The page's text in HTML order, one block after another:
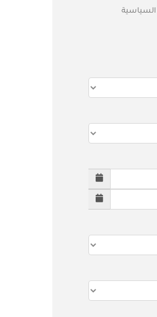
السياسية